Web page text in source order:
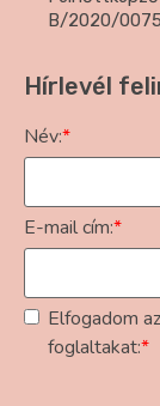
B/2020/
Hírlevél
Név:*
E-mail cím:*
Elfogadom az
foglaltakat:*